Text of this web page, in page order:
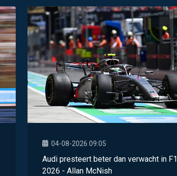
04-08-2026 09:05
Audi presteert beter dan verwacht in F1
2026 - Allan McNish